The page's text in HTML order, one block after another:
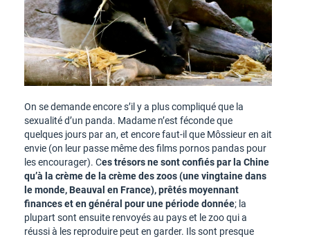
On se demande encore s’il y a plus compliqué que la
sexualité d’un panda. Madame n’est féconde que
quelques jours par an, et encore faut-il que Môssieur en ait
envie (on leur passe même des films pornos pandas pour
les encourager). Ces trésors ne sont confiés par la Chine
qu’à la crème de la crème des zoos (une vingtaine dans
le monde, Beauval en France), prêtés moyennant
finances et en général pour une période donnée; la
plupart sont ensuite renvoyés au pays et le zoo qui a
réussi à les reproduire peut en garder. Ils sont presque